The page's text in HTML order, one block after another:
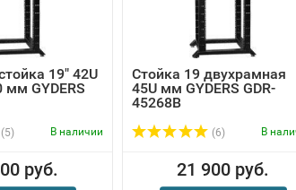
19" 42U
мм GYDERS
(5) В наличии
руб.
Стойка 19 двухрамная
45U мм GYDERS GDR-
45268B
(6) В
21 900 руб.